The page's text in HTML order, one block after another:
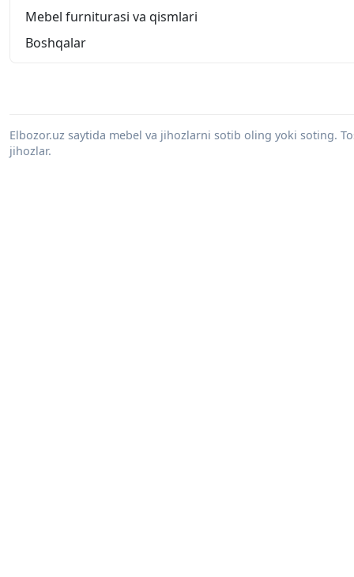
Mebel furniturasi va qismlari
Boshqalar
Elbozor.uz saytida mebel va jihozlarni sotib oling yoki soting.
jihozlar.